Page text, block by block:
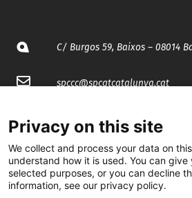
C/ Burgos 59, Baixos – 08014
spccc@spcgtcatalunya.cat
@CGTCatalunya
cgtcatalunya
Privacy on this site
We collect and process your data on
understand how it is used. You can
selected purposes, or you can decline
information, see our privacy policy.